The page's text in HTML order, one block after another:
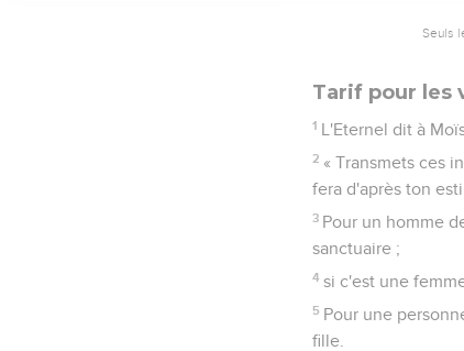
Seuls
Tarif pour les
1 L'Eternel dit à
2 « Transmets ces
fera d'après ton
3 Pour un homme
sanctuaire ;
4 si c'est une
5 Pour une
fille.